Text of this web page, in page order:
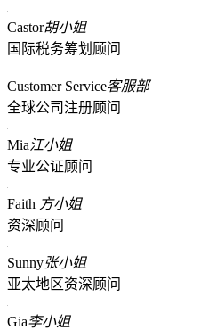
Castor胡小姐
国际税务筹划顾问
Customer Service客服部
全球公司注册顾问
Mia江小姐
专业公证顾问
Faith 方小姐
资深顾问
Sunny张小姐
亚太地区资深顾问
Gia李小姐